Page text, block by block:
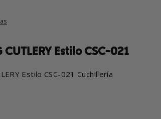
CUTLERY Estilo CSC-021
Estilo CSC-021 Cuchillería